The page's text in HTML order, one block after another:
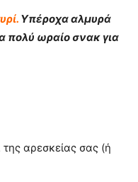
Υπέροχα αλμυρά
πολύ ωραίο σνακ για
της αρεσκείας σας (ή